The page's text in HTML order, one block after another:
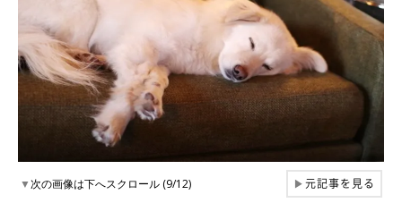
▼次の画像は下へスクロール (9/12) ▶元記事を見る